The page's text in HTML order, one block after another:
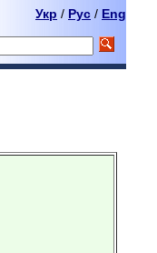
Укр / Pyc / Eng